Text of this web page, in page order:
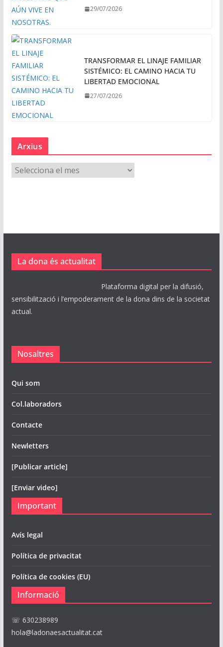
29/07/2026
TRANSFORMAR EL LINAJE FAMILIAR
SISTÉMICO: EL CAMINO HACIA TU
LIBERTAD EMOCIONAL
27/07/2026
Arxius
La dona és actualitat
Plataforma digital per la difusió,
sensibilització i l’empoderament de la dona dins de la societat
actual.
Nosaltres
Qui som
Col.laboradors
Contacte
Newletters
[Publicar article]
[Enviar video]
Important
Avís legal
Política de privacitat
Política de cookies (EU)
Informació
☏ 630238989
hola@ladonaesactualitat.cat